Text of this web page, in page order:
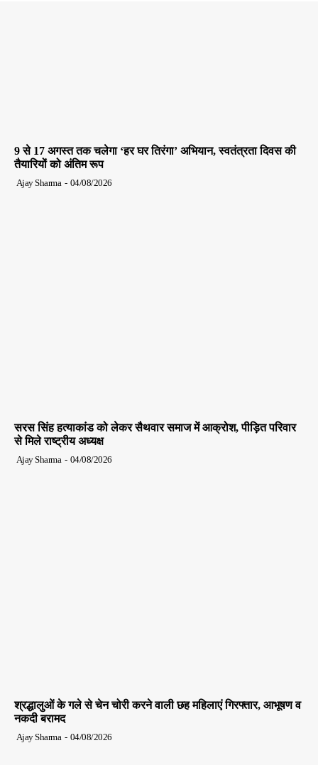
9 से 17 अगस्त तक चलेगा ‘हर घर तिरंगा’ अभियान, स्वतंत्रता दिवस की
तैयारियों को अंतिम रूप
Ajay Sharma - 04/08/2026
सरस सिंह हत्याकांड को लेकर सैथवार समाज में आक्रोश, पीड़ित परिवार
से मिले राष्ट्रीय अध्यक्ष
Ajay Sharma - 04/08/2026
श्रद्धालुओं के गले से चेन चोरी करने वाली छह महिलाएं गिरफ्तार, आभूषण व
नकदी बरामद
Ajay Sharma - 04/08/2026